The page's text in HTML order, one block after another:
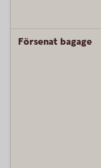
Försenat bagage